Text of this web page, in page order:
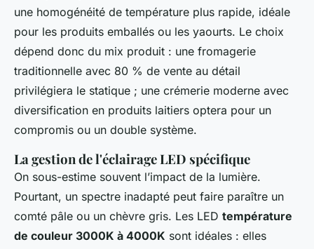
une homogénéité de température plus rapide, idéale
pour les produits emballés ou les yaourts. Le choix
dépend donc du mix produit : une fromagerie
traditionnelle avec 80 % de vente au détail
privilégiera le statique ; une crémerie moderne avec
diversification en produits laitiers optera pour un
compromis ou un double système.
La gestion de l'éclairage LED spécifique
On sous-estime souvent l’impact de la lumière.
Pourtant, un spectre inadapté peut faire paraître un
comté pâle ou un chèvre gris. Les LED température
de couleur 3000K à 4000K sont idéales : elles